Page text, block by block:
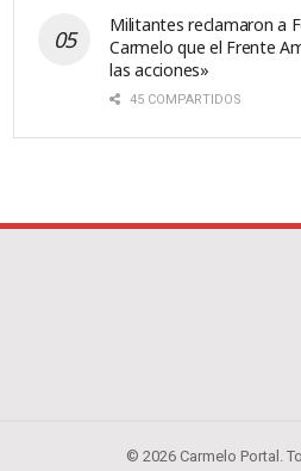
Militantes reclamaron a
Carmelo que el Frente
las acciones»
45 COMPARTIDOS
© 2026 Carmelo Portal.